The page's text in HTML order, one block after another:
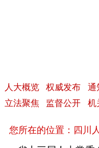
人大概览 权威发布
通
立法聚焦
监督公开 机
您所在的位置： 四川